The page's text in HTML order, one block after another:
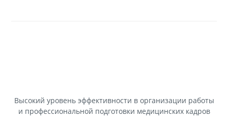
Высокий уровень эффективности в организации работы
и профессиональной подготовки медицинских кадров